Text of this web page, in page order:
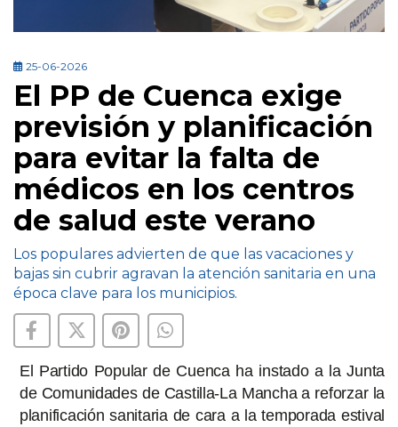
25-06-2026
El PP de Cuenca exige
previsión y planificación
para evitar la falta de
médicos en los centros
de salud este verano
Los populares advierten de que las vacaciones y
bajas sin cubrir agravan la atención sanitaria en una
época clave para los municipios.
El Partido Popular de Cuenca ha instado a la Junta
de Comunidades de Castilla-La Mancha a reforzar la
planificación sanitaria de cara a la temporada estival